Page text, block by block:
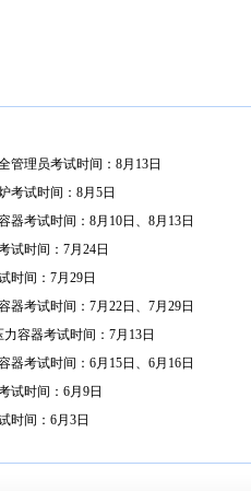
管理员考试时间：8月13日
考试时间：8月5日
器考试时间：8月10日、8月13日
试时间：7月24日
时间：7月29日
器考试时间：7月22日、7月29日
力容器考试时间：7月13日
器考试时间：6月15日、6月16日
试时间：6月9日
时间：6月3日